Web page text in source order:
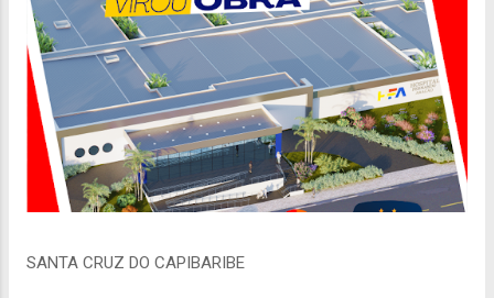
SANTA CRUZ DO CAPIBARIBE